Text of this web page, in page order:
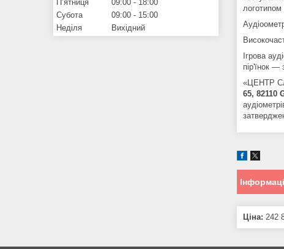
Ігрова
пір'їнок —
«ЦЕНТР
65, 82110
Ціна: 242
Пʼятниця
09:00
18:00
Субота
09:00
15:00
Неділя
Вихідний